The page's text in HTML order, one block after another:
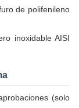
de polifenileno
inoxidable AISI
(solo